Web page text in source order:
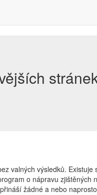
valných výsledků.
o nápravu
žádné a nebo